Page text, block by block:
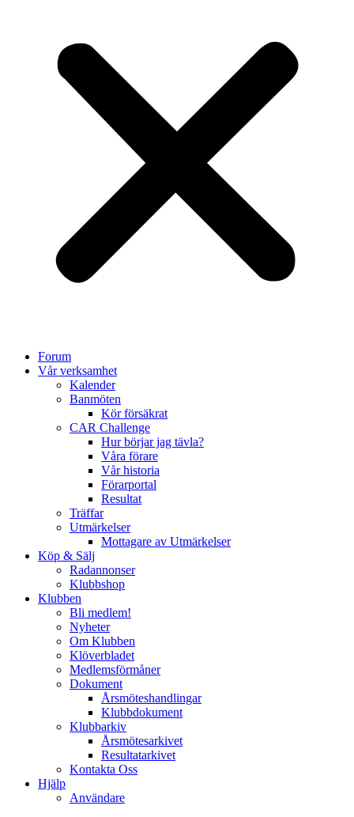
Forum
Vår verksamhet
Kalender
Banmöten
Kör försäkrat
CAR Challenge
Hur börjar jag tävla?
Våra förare
Vår historia
Förarportal
Resultat
Träffar
Utmärkelser
Mottagare av Utmärkelser
Köp & Sälj
Radannonser
Klubbshop
Klubben
Bli medlem!
Nyheter
Om Klubben
Klöverbladet
Medlemsförmåner
Dokument
Årsmöteshandlingar
Klubbdokument
Klubbarkiv
Årsmötesarkivet
Resultatarkivet
Kontakta Oss
Hjälp
Användare